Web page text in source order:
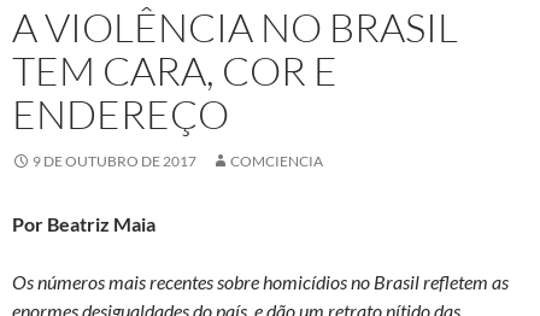
A VIOLÊNCIA NO BRASIL
TEM CARA, COR E
ENDEREÇO
9 DE OUTUBRO DE 2017 COMCIENCIA
Por Beatriz Maia
Os números mais recentes sobre homicídios no Brasil refletem as
enormes desigualdades do país, e dão um retrato nítido das